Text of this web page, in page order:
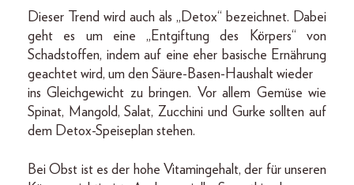
Dieser Trend wird auch als „Detox“ bezeichnet. Dabei
geht es um eine „Entgiftung des Körpers“ von
Schadstoffen, indem auf eine eher basische Ernährung
geachtet wird, um den Säure-Basen-Haushalt wieder
ins Gleichgewicht zu bringen. Vor allem Gemüse wie
Spinat, Mangold, Salat, Zucchini und Gurke sollten auf
dem Detox-Speiseplan stehen.
Bei Obst ist es der hohe Vitamingehalt, der für unseren